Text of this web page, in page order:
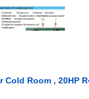
Room , 20HP